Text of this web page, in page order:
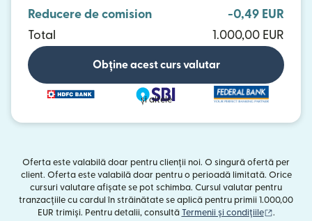
Reducere de comision
-0,49 EUR
Total
1.000,00 EUR
Obține acest curs valutar
și altele
Oferta este valabilă doar pentru clienții noi. O singură ofertă per
client. Oferta este valabilă doar pentru o perioadă limitată. Orice
cursuri valutare afișate se pot schimba. Cursul valutar pentru
tranzacțiile cu cardul în străinătate se aplică pentru primii 1.000,00
EUR trimiși. Pentru detalii, consultă Termenii și condițiile (se
.